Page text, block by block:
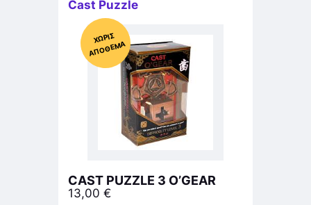
Cast Puzzle
Χ
ΩΡΊΣ
Α
Π
Ό
ΘΕ
ΜΑ
CAST PUZZLE 3 O’GEAR
13,00 €